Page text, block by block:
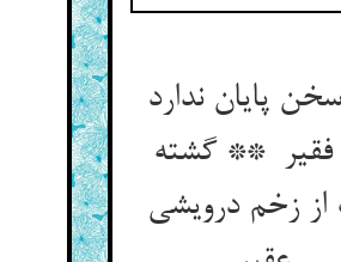
پایان ندارد
فقیر ** گشته
زخم درویشی